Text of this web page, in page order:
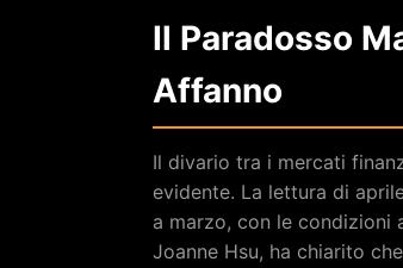
Il Paradosso
Affanno
Il divario tra i mercati
evidente. La lettura di
a marzo, con le condizioni
Joanne Hsu, ha chiarito